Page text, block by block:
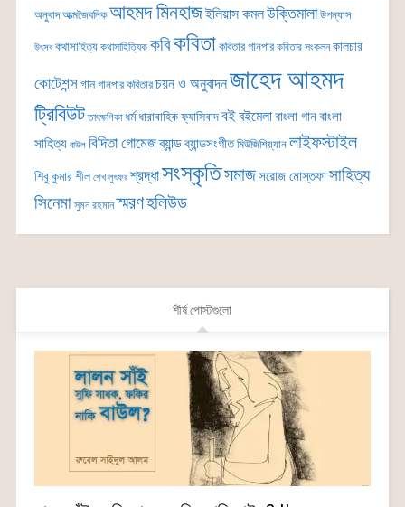
অনুবাদ আত্মজৈবনিক আহমদ মিনহাজইলিয়াস কমলউক্তিমালা উপন্যাস
উৎসব কথাসাহিত্য কথাসাহিত্যিক কবিকবিতা কবিতার গানপার কবিতার সংকলন কালচার
কোটেশন্সগান গানপার কবিতার চয়ন ও অনুবাদনজাহেদ আহমদ
ট্রিবিউট তাৎক্ষণিকা ধর্ম ধারাবাহিকফ্যাসিবাদবইবইমেলাবাংলা গানবাংলা
সাহিত্য বাউল বিদিতা গোমেজব্যান্ডব্যান্ডসংগীত মিউজিশিয়্যান লাইফস্টাইল
শিবু কুমার শীল শেখ লুৎফর শ্রদ্ধাসংস্কৃতিসমাজসরোজ মোস্তফাসাহিত্য
সিনেমা সুমন রহমান স্মরণহলিউড
শীর্ষ পোস্টগুলো